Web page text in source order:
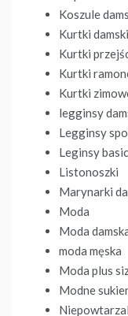
Koszule
Kurtki
Kurtki
Kurtki
Kurtki
legginsy
Legginsy
Leginsy basic
Listonoszki
Marynarki
Moda
Moda
moda męska
Moda plus
Modne